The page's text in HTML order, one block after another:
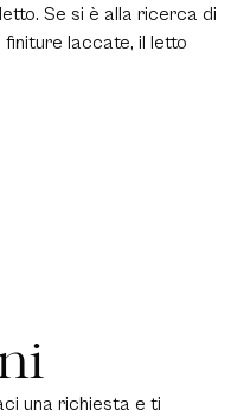
Se si è alla ricerca di
finiture laccate, il letto
una richiesta e ti